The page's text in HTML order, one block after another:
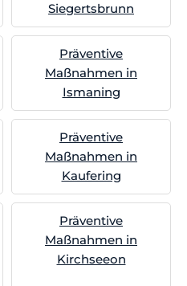
Siegertsbrunn
Präventive
Maßnahmen in
Ismaning
Präventive
Maßnahmen in
Kaufering
Präventive
Maßnahmen in
Kirchseeon